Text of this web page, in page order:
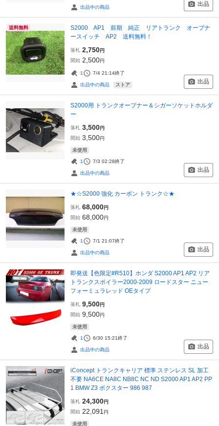
出品中の商品 出品
送料無料
S2000 AP1 前期 純正 リアトランク オープナ
ースイッチ AP2 送料無料！
落札 2,750円
開始 2,500円
1 7/4 21:14終了
出品中の商品 ストア 出品
S2000用 トランクオープナー＆シガーソケットホルダ
ー
落札 3,500円
開始 3,500円
未使用
1 7/3 02:28終了
出品中の商品 出品
★☆S2000 強化 カーボン トランク☆★
落札 68,000円
開始 68,000円
未使用
1 7/1 21:07終了
出品中の商品 出品
即発送【色限定#R510】ホンダ S2000 AP1 AP2 リア
トランクスポイラー2000-2009 ロードスター ニュー
フォーミュラレッド OEタイプ
落札 9,500円
開始 9,500円
未使用
1 6/30 15:21終了
出品中の商品 出品
iConcept トランクキャリア 標準 ステンレス SL 加工
不要 NA6CE NA8C NB8C NC ND S2000 AP1 AP2 PP
1 BMW Z3 ボクスター 986 987
落札 24,300円
開始 22,091 円
未使用